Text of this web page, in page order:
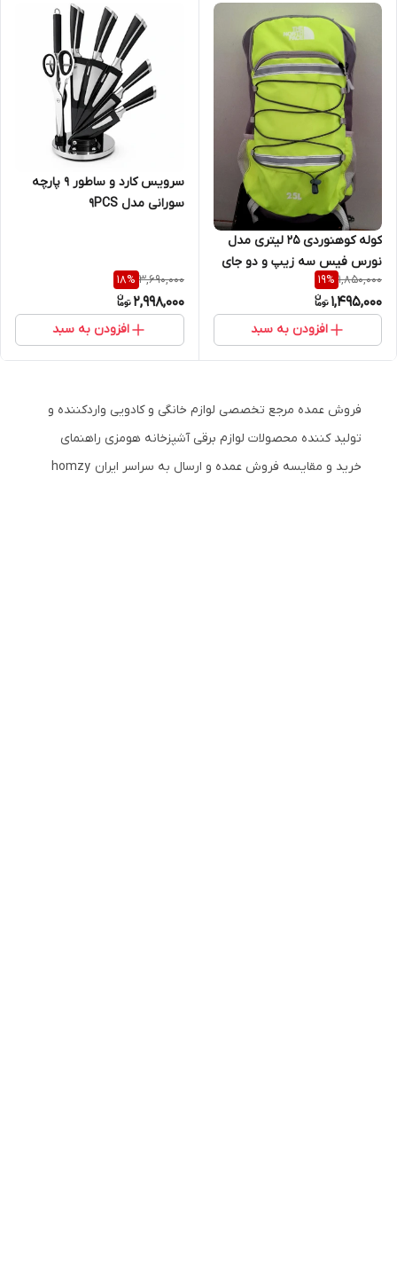
کوله کوهنوردی ۲۵ لیتری مدل
نورس فیس سه زیپ و دو جای
آب قمقمه بند سینه و بند کمر
دوچرخه سواری و طبیعت گردی
1,850,000
19%
1,495,000
افزودن به سبد
سرویس کارد و ساطور ۹ پارچه
سورانی مدل 9PCS
3,690,000
18%
2,998,000
افزودن به سبد
فروش عمده مرجع تخصصی لوازم خانگی و کادویی واردکننده و
تولید کننده محصولات لوازم برقی آشپزخانه هومزی راهنمای
خرید و مقایسه فروش عمده و ارسال به سراسر ایران homzy